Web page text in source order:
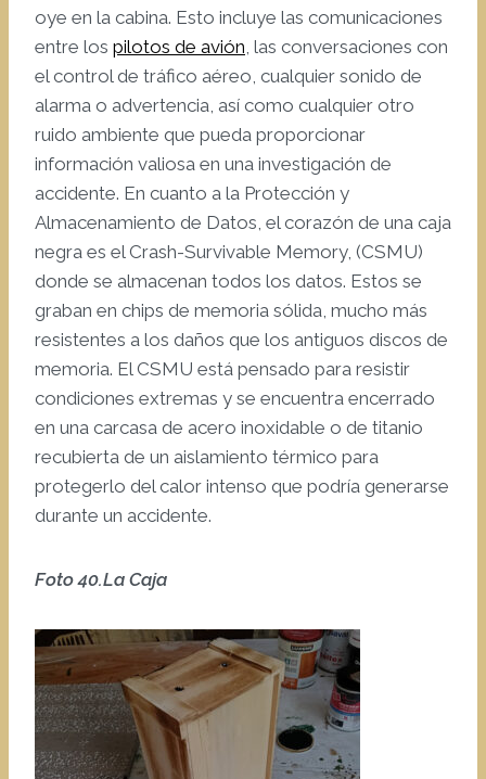
oye en la cabina. Esto incluye las comunicaciones
entre los pilotos de avión , las conversaciones con
el control de tráfico aéreo, cualquier sonido de
alarma o advertencia, así como cualquier otro
ruido ambiente que pueda proporcionar
información valiosa en una investigación de
accidente. En cuanto a la Protección y
Almacenamiento de Datos, el corazón de una caja
negra es el Crash-Survivable Memory, (CSMU)
donde se almacenan todos los datos. Estos se
graban en chips de memoria sólida, mucho más
resistentes a los daños que los antiguos discos de
memoria. El CSMU está pensado para resistir
condiciones extremas y se encuentra encerrado
en una carcasa de acero inoxidable o de titanio
recubierta de un aislamiento térmico para
protegerlo del calor intenso que podría generarse
durante un accidente.
Foto 40.La Caja